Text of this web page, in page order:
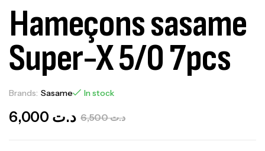
Hameçons sasame
Super-X 5/0 7pcs
Brands: Sasame In stock
د.ت6,500 د.ت